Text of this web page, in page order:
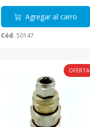
Agregar al carro
Cód. 50147
OFERTA